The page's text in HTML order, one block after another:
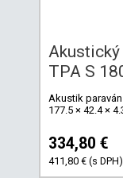
Akustický
TPA S
Akustik
177.5 × 42.4 ×
334,80 €
411,80 € (s DPH)